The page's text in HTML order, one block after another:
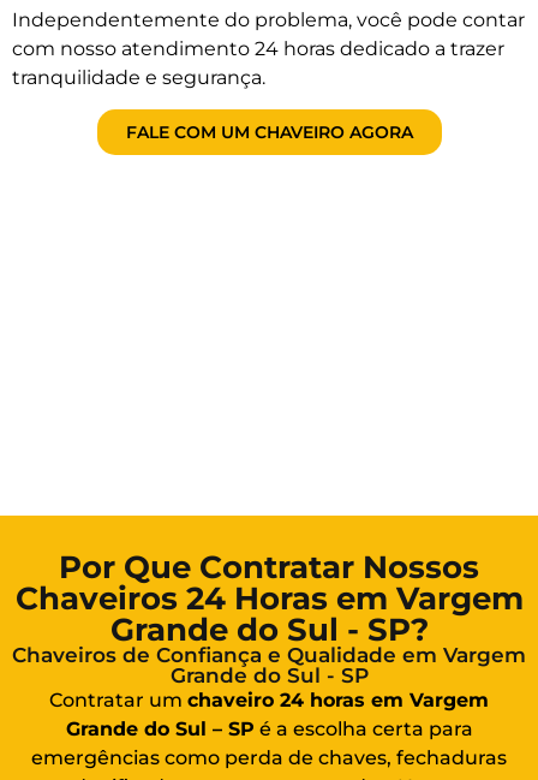
Independentemente do problema, você pode contar
com nosso atendimento 24 horas dedicado a trazer
tranquilidade e segurança.
FALE COM UM CHAVEIRO AGORA
Por Que Contratar Nossos
Chaveiros 24 Horas em Vargem
Grande do Sul - SP?
Chaveiros de Confiança e Qualidade em Vargem
Grande do Sul - SP
Contratar um chaveiro 24 horas em Vargem
Grande do Sul – SP é a escolha certa para
emergências como perda de chaves, fechaduras